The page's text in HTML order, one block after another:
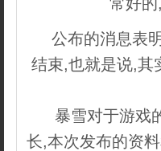
公布的消息表
结束,也就是说,其
暴雪对于游戏
长,本次发布的资